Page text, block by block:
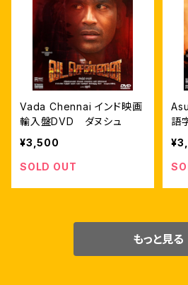
Vada Chennai インド映画
輸入盤DVD ダヌシュ
¥3,500
SOLD OUT
語
もっと見る